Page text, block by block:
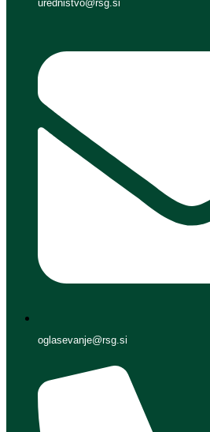
urednistvo@rsg.si
oglasevanje@rsg.si